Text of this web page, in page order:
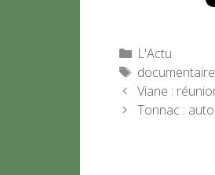
Catégories
L'Actu
Étiquettes
documentaire
Viane :
Tonnac :